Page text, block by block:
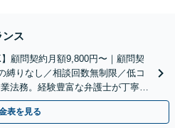
ンス
顧問契約月額9,800円〜｜顧問契
縛りなし／相談回数無制限／低コ
法務。経験豊富な弁護士が丁寧に
表を見る